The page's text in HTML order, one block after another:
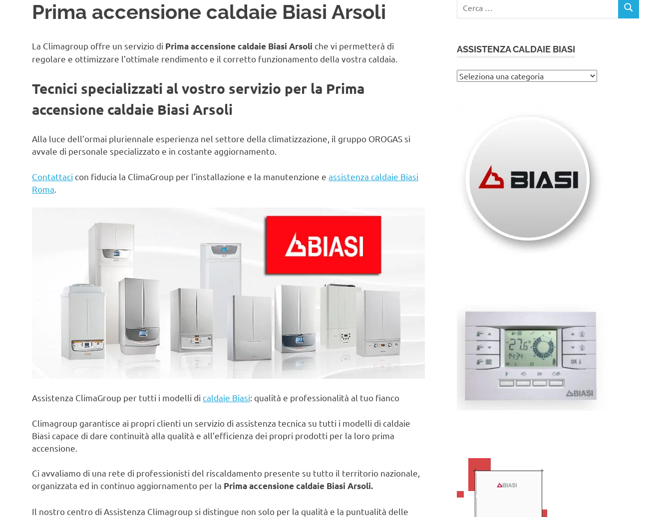
Prima accensione caldaie Biasi Arsoli
La Climagroup offre un servizio di Prima accensione caldaie Biasi Arsoli che vi permetterà di
regolare e ottimizzare l’ottimale rendimento e il corretto funzionamento della vostra caldaia.
Tecnici specializzati al vostro servizio per la Prima
accensione caldaie Biasi Arsoli
Alla luce dell’ormai pluriennale esperienza nel settore della climatizzazione, il gruppo OROGAS si
avvale di personale specializzato e in costante aggiornamento.
Contattaci con fiducia la ClimaGroup per l’installazione e la manutenzione e assistenza caldaie Biasi
Roma
Assistenza ClimaGroup per tutti i modelli di caldaie Biasi: qualità e professionalità al tuo fianco
Climagroup garantisce ai propri clienti un servizio di assistenza tecnica su tutti i modelli di caldaie
Biasi capace di dare continuità alla qualità e all’efficienza dei propri prodotti per la loro prima
accensione.
Ci avvaliamo di una rete di professionisti del riscaldamento presente su tutto il territorio nazionale,
organizzata ed in continuo aggiornamento per la Prima accensione caldaie Biasi Arsoli.
Il nostro centro di Assistenza Climagroup si distingue non solo per la qualità e la puntualità delle
per:
CERCA
ASSISTENZA CALDAIE BIASI
Assistenza